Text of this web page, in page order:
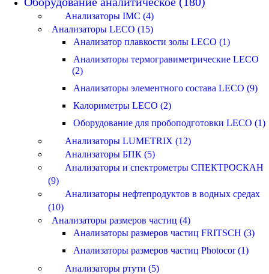
Анализаторы IMC (4)
Анализаторы LECO (15)
Анализатор плавкости золы LECO (1)
Анализаторы термогравиметрические LECO
(2)
Анализаторы элементного состава LECO (9)
Калориметры LECO (2)
Оборудование для пробоподготовки LECO (1)
Анализаторы LUMETRIX (12)
Анализаторы БПК (5)
Анализаторы и спектрометры СПЕКТРОСКАН
(9)
Анализаторы нефтепродуктов в водных средах
(10)
Анализаторы размеров частиц (4)
Анализаторы размеров частиц FRITSCH (3)
Анализаторы размеров частиц Photocor (1)
Анализаторы ртути (5)